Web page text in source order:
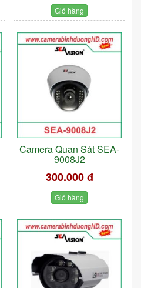
Giỏ hàng
Camera Quan Sát SEA-
9008J2
300.000 đ
Giỏ hàng